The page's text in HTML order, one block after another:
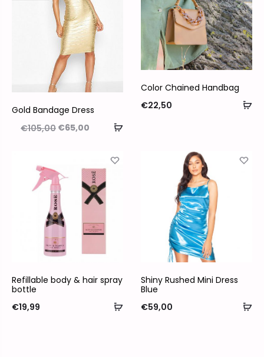
Gold Bandage Dress
€105,00 €65,00
Color Chained Handbag
€22,50
Refillable body & hair spray
bottle
€19,99
Shiny Rushed Mini Dress
Blue
€59,00